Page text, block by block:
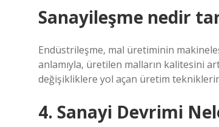
Sanayileşme nedir
Endüstrileşme, mal üretiminin
anlamıyla, üretilen malların kalitesini
değişikliklere yol açan üretim
4. Sanayi Devrimi